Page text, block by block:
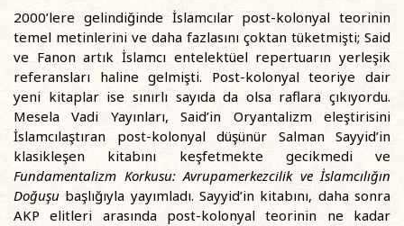
2000’lere gelindiğinde İslamcılar post-kolonyal teorinin
temel metinlerini ve daha fazlasını çoktan tüketmişti; Said
ve Fanon artık İslamcı entelektüel repertuarın yerleşik
referansları haline gelmişti. Post-kolonyal teoriye dair
yeni kitaplar ise sınırlı sayıda da olsa raflara çıkıyordu.
Mesela Vadi Yayınları, Said’in Oryantalizm eleştirisini
İslamcılaştıran post-kolonyal düşünür Salman Sayyid’in
klasikleşen kitabını keşfetmekte gecikmedi ve
Fundamentalizm Korkusu: Avrupamerkezcilik ve İslamcılığın
Doğuşu başlığıyla yayımladı. Sayyid’in kitabını, daha sonra
AKP elitleri arasında post-kolonyal teorinin ne kadar